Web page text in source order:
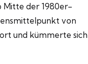
Mitte der 1980er-
von
und kümmerte sich